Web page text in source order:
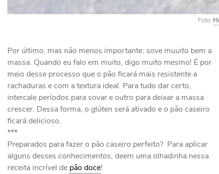
Foto:
Por último, mas não menos importante: sove muuito bem a
massa. Quando eu falo em muito, digo muito mesmo! É por
meio desse processo que o pão ficará mais resistente a
rachaduras e com a textura ideal. Para tudo dar certo,
intercale períodos para sovar e outro para deixar a massa
crescer. Dessa forma, o glúten será ativado e o pão caseiro
ficará delicioso.
***
Preparados para fazer o pão caseiro perfeito? Para aplicar
alguns desses conhecimentos, deem uma olhadinha nessa
receita incrível de pão doce!